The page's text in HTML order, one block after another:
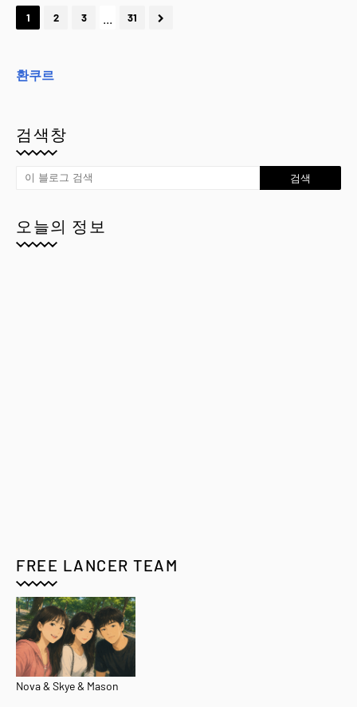
1 2 3 31
환쿠르
검색창
오늘의 정보
FREE LANCER TEAM
Nova & Skye & Mason